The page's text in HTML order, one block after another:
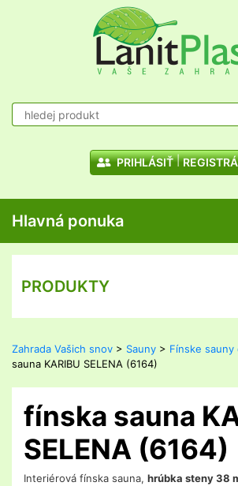
PRIHLÁSIŤ
Hlavná ponuka
PRODUKTY
Zahrada Vašich snov > Sauny > Fínske sauny
sauna KARIBU SELENA (6164)
fínska sauna
SELENA (6164)
Interiérová fínska sauna, hrúbka steny 38